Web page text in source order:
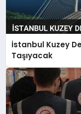
İstanbul Kuzey
Taşıyacak